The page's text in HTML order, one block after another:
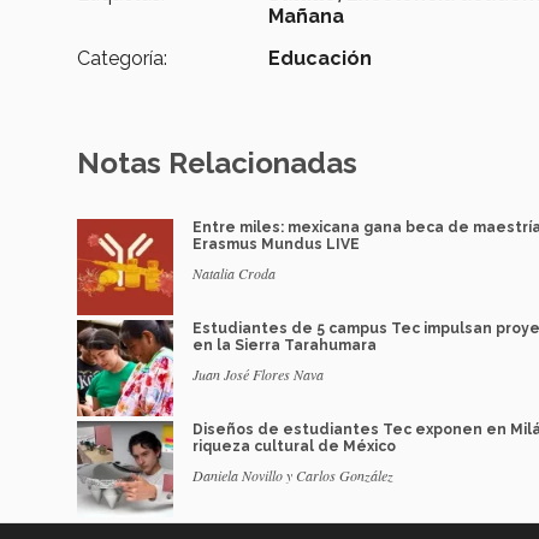
Mañana
Categoría:
Educación
Notas Relacionadas
Entre miles: mexicana gana beca de maestría
Erasmus Mundus LIVE
Natalia Croda
Estudiantes de 5 campus Tec impulsan
en la Sierra Tarahumara
Juan José Flores Nava
Diseños de estudiantes Tec exponen en
riqueza cultural de México
Daniela Novillo y Carlos González